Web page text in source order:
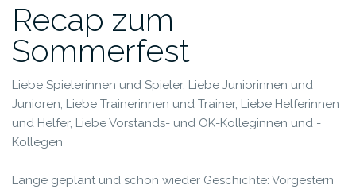
Recap zum
Sommerfest
Liebe Spielerinnen und Spieler, Liebe Juniorinnen und
Junioren, Liebe Trainerinnen und Trainer, Liebe Helferinnen
und Helfer, Liebe Vorstands- und OK-Kolleginnen und -
Kollegen
Lange geplant und schon wieder Geschichte: Vorgestern